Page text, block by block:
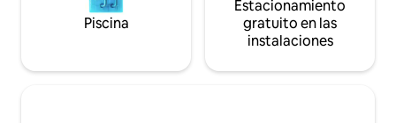
Piscina
Estacionamiento
gratuito en las
instalaciones